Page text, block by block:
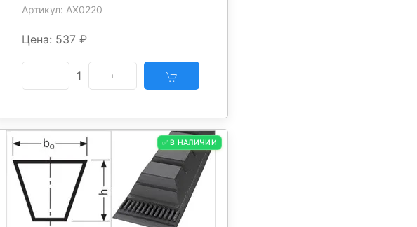
Артикул: AX0220
Цена: 537 ₽
1
✅ В НАЛИЧИИ